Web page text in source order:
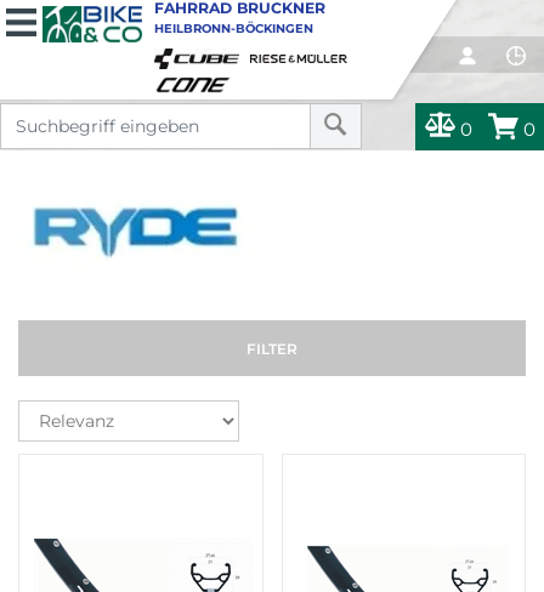
0 0
FAHRRAD BRUCKNER
HEILBRONN-BÖCKINGEN
FILTER